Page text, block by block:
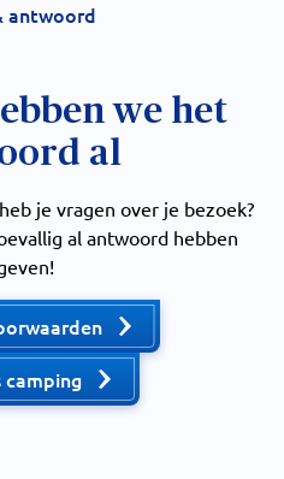
antwoord
we het
al
je vragen over je bezoek?
al antwoord hebben
camping